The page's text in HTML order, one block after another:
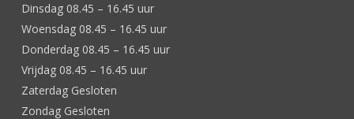
Dinsdag 08.45 – 16.45 uur
Woensdag 08.45 – 16.45 uur
Donderdag 08.45 – 16.45 uur
Vrijdag 08.45 – 16.45 uur
Zaterdag Gesloten
Zondag Gesloten